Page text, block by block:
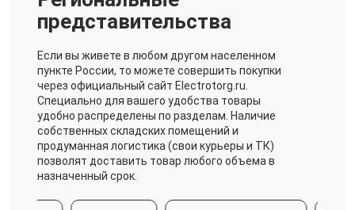
представительства
Если вы живете в любом другом населенном
пункте России, то можете совершить покупки
через официальный сайт Electrotorg.ru.
Специально для вашего удобства товары
удобно распределены по разделам. Наличие
собственных складских помещений и
продуманная логистика (свои курьеры и ТК)
позволят доставить товар любого объема в
назначенный срок.